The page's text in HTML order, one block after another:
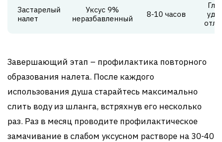
Застарелый
налет
Уксус 9%
неразбавленный
8-10 часов
Завершающий этап – профилактика повторного
образования налета. После каждого
использования душа старайтесь максимально
слить воду из шланга, встряхнув его несколько
раз. Раз в месяц проводите профилактическое
замачивание в слабом уксусном растворе на 30-40